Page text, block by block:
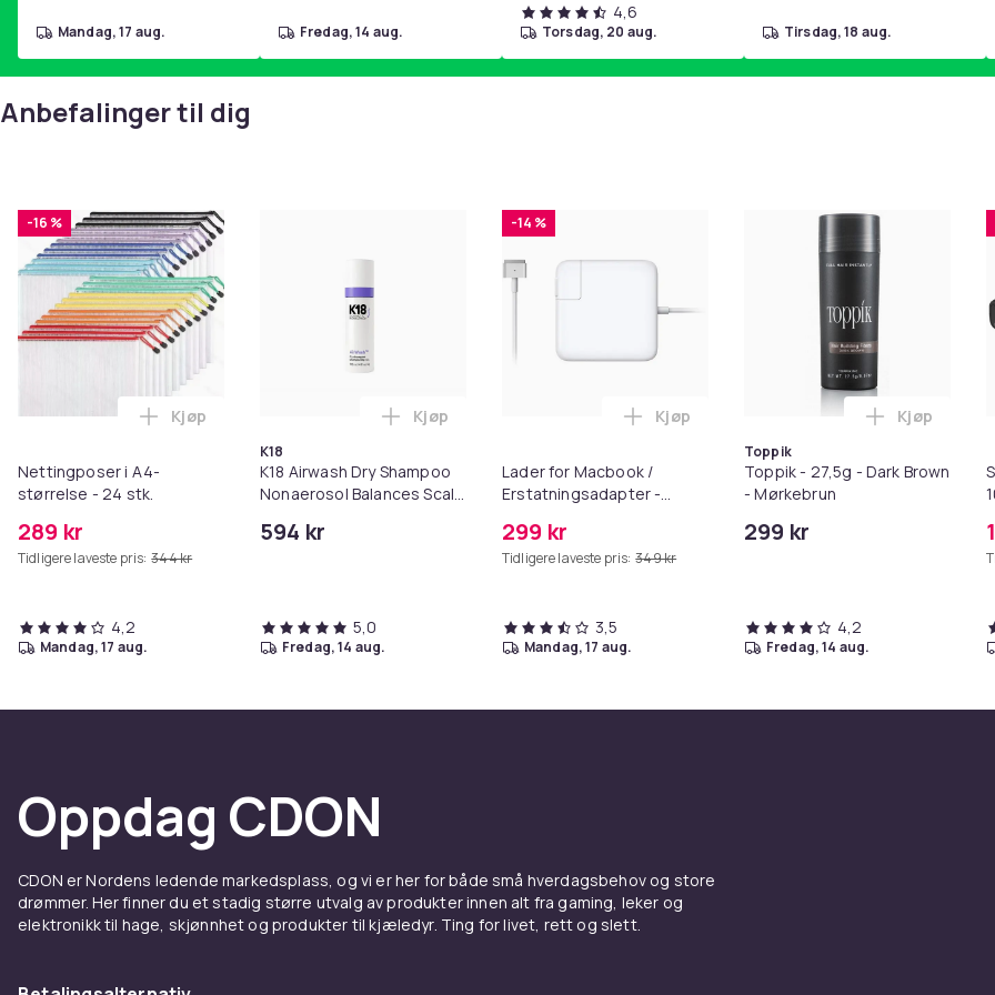
mandag, 17 aug. fredag, 14 aug.
4,6
torsdag, 20 aug. tirsdag, 18 aug.
Anbefalinger til dig
-16 %
Nettingposer i A4-
størrelse - 24 stk.
289 kr
Tidligere laveste pris: 344 kr
Legg Nettingposer i A4-størrelse - 24 stk. i handlekurven
Kjøp
4,2
mandag, 17 aug.
K18
K18 Airwash Dry Shampoo
Nonaerosol Balances Scalp
594 kr
Legg K18 Airwash Dry Shampoo Nonaerosol Balances Scalp & Controls
Kjøp
5,0
fredag, 14 aug.
-14 %
Lader for Macbook /
Erstatningsadapter -
299 kr
Tidligere laveste pris: 349 kr
Legg Lader for Macbook /
Kjøp
3,5
mandag, 17 aug.
Toppik
Toppik - 27,5g - Dark Brown
- Mørkebrun
299 kr
Legg
Kjøp
4,2
fredag, 14 aug.
Oppdag CDON
CDON er Nordens ledende markedsplass, og vi er her for både små hverdagsbehov og store
drømmer. Her finner du et stadig større utvalg av produkter innen alt fra gaming, leker og
elektronikk til hage, skjønnhet og produkter til kjæledyr. Ting for livet, rett og slett.